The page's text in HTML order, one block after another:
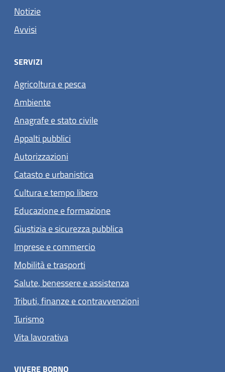
Notizie
Avvisi
SERVIZI
Agricoltura e pesca
Ambiente
Anagrafe e stato civile
Appalti pubblici
Autorizzazioni
Catasto e urbanistica
Cultura e tempo libero
Educazione e formazione
Giustizia e sicurezza pubblica
Imprese e commercio
Mobilità e trasporti
Salute, benessere e assistenza
Tributi, finanze e contravvenzioni
Turismo
Vita lavorativa
VIVERE BORNO